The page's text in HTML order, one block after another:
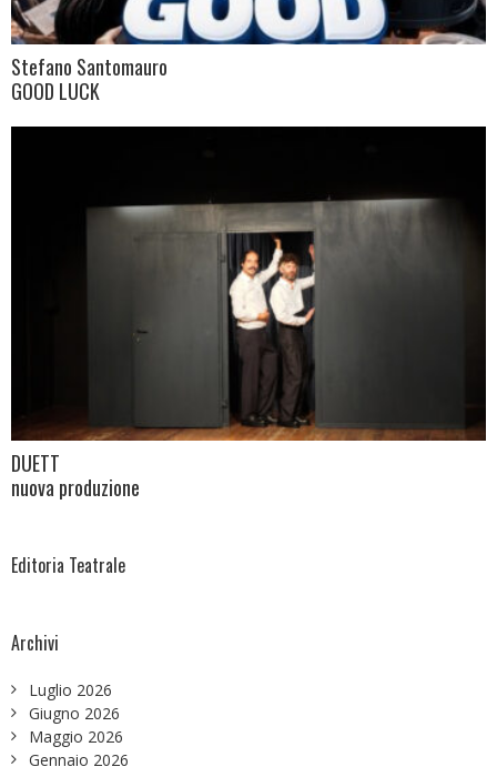
Stefano Santomauro
GOOD LUCK
DUETT
nuova produzione
Editoria Teatrale
Archivi
Luglio 2026
Giugno 2026
Maggio 2026
Gennaio 2026